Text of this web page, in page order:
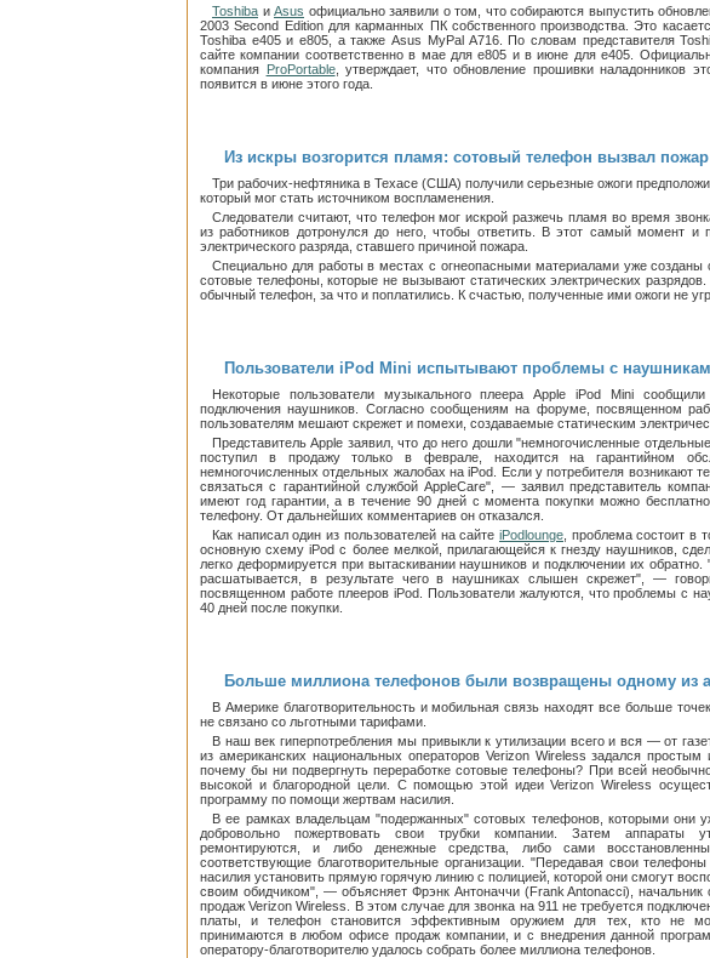
Toshiba и Asus официально заявили о том, что собираются выпустить
2003 Second Edition для карманных ПК собственного производства. Это
Toshiba e405 и e805, а также Asus MyPal A716. По словам представителя
сайте компании соответственно в мае для e805 и в июне для e405.
компания ProPortable, утверждает, что обновление прошивки наладонников
появится в июне этого года.
Из искры возгорится пламя: сотовый телефон вызвал пожар
Три рабочих-нефтяника в Техасе (США) получили серьезные ожоги
который мог стать источником воспламенения.
Следователи считают, что телефон мог искрой разжечь пламя во время
из работников дотронулся до него, чтобы ответить. В этот самый момент и
электрического разряда, ставшего причиной пожара.
Специально для работы в местах с огнеопасными материалами уже созданы
сотовые телефоны, которые не вызывают статических электрических
обычный телефон, за что и поплатились. К счастью, полученные ими ожоги не
Пользователи iPod Mini испытывают проблемы с
Некоторые пользователи музыкального плеера Apple iPod Mini
подключения наушников. Согласно сообщениям на форуме, посвященном
пользователям мешают скрежет и помехи, создаваемые статическим
Представитель Apple заявил, что до него дошли "немногочисленные
поступил в продажу только в феврале, находится на гарантийном
немногочисленных отдельных жалобах на iPod. Если у потребителя возникают
связаться с гарантийной службой AppleCare", — заявил представитель
имеют год гарантии, а в течение 90 дней с момента покупки можно
телефону. От дальнейших комментариев он отказался.
Как написал один из пользователей на сайте iPodlounge , проблема состоит в
основную схему iPod с более мелкой, прилагающейся к гнезду наушников,
легко деформируется при вытаскивании наушников и подключении их
расшатывается, в результате чего в наушниках слышен скрежет", —
посвященном работе плееров iPod. Пользователи жалуются, что проблемы с
40 дней после покупки.
Больше миллиона телефонов были возвращены одному из
В Америке благотворительность и мобильная связь находят все больше
не связано со льготными тарифами.
В наш век гиперпотребления мы привыкли к утилизации всего и вся — от
из американских национальных операторов Verizon Wireless задался
почему бы ни подвергнуть переработке сотовые телефоны? При всей
высокой и благородной цели. С помощью этой идеи Verizon Wireless
программу по помощи жертвам насилия.
В ее рамках владельцам "подержанных" сотовых телефонов, которыми они
добровольно пожертвовать свои трубки компании. Затем аппараты
ремонтируются, и либо денежные средства, либо сами
соответствующие благотворительные организации. "Передавая свои
насилия установить прямую горячую линию с полицией, которой они смогут
своим обидчиком", — объясняет Фрэнк Антоначчи (Frank Antonacci), начальник
продаж Verizon Wireless. В этом случае для звонка на 911 не требуется
платы, и телефон становится эффективным оружием для тех, кто не
принимаются в любом офисе продаж компании, и с внедрения данной
оператору-благотворителю удалось собрать более миллиона телефонов.